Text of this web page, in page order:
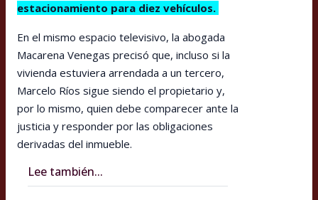
estacionamiento para diez vehículos.
En el mismo espacio televisivo, la abogada
Macarena Venegas precisó que, incluso si la
vivienda estuviera arrendada a un tercero,
Marcelo Ríos sigue siendo el propietario y,
por lo mismo, quien debe comparecer ante la
justicia y responder por las obligaciones
derivadas del inmueble.
Lee también...